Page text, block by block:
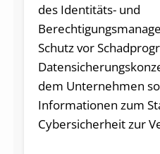
des Identitäts- und
Schutz vor
dem Unternehmen
Informationen zum
Cybersicherheit zur